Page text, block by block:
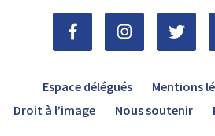
Espace délégués Mentions
Droit à l’image
Nous soutenir